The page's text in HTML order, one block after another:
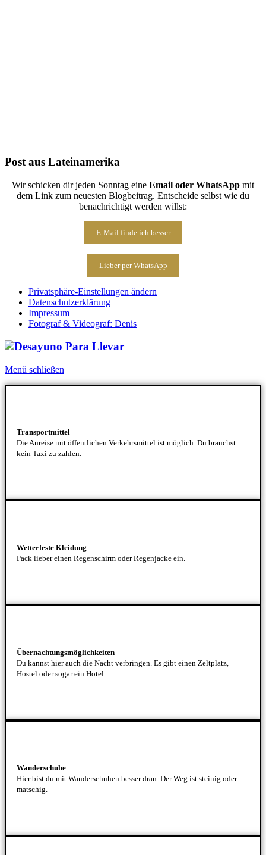
Post aus Lateinamerika
Wir schicken dir jeden Sonntag eine Email oder WhatsApp mit
dem Link zum neuesten Blogbeitrag. Entscheide selbst wie du
benachrichtigt werden willst:
E-Mail finde ich besser
Lieber per WhatsApp
Privatsphäre-Einstellungen ändern
Datenschutzerklärung
Impressum
Fotograf & Videograf: Denis
Menü schließen
Transportmittel
Die Anreise mit öffentlichen Verkehrsmittel ist möglich. Du brauchst
kein Taxi zu zahlen.
Wetterfeste Kleidung
Pack lieber einen Regenschirm oder Regenjacke ein.
Übernachtungsmöglichkeiten
Du kannst hier auch die Nacht verbringen. Es gibt einen Zeltplatz,
Hostel oder sogar ein Hotel.
Wanderschuhe
Hier bist du mit Wanderschuhen besser dran. Der Weg ist steinig oder
matschig.